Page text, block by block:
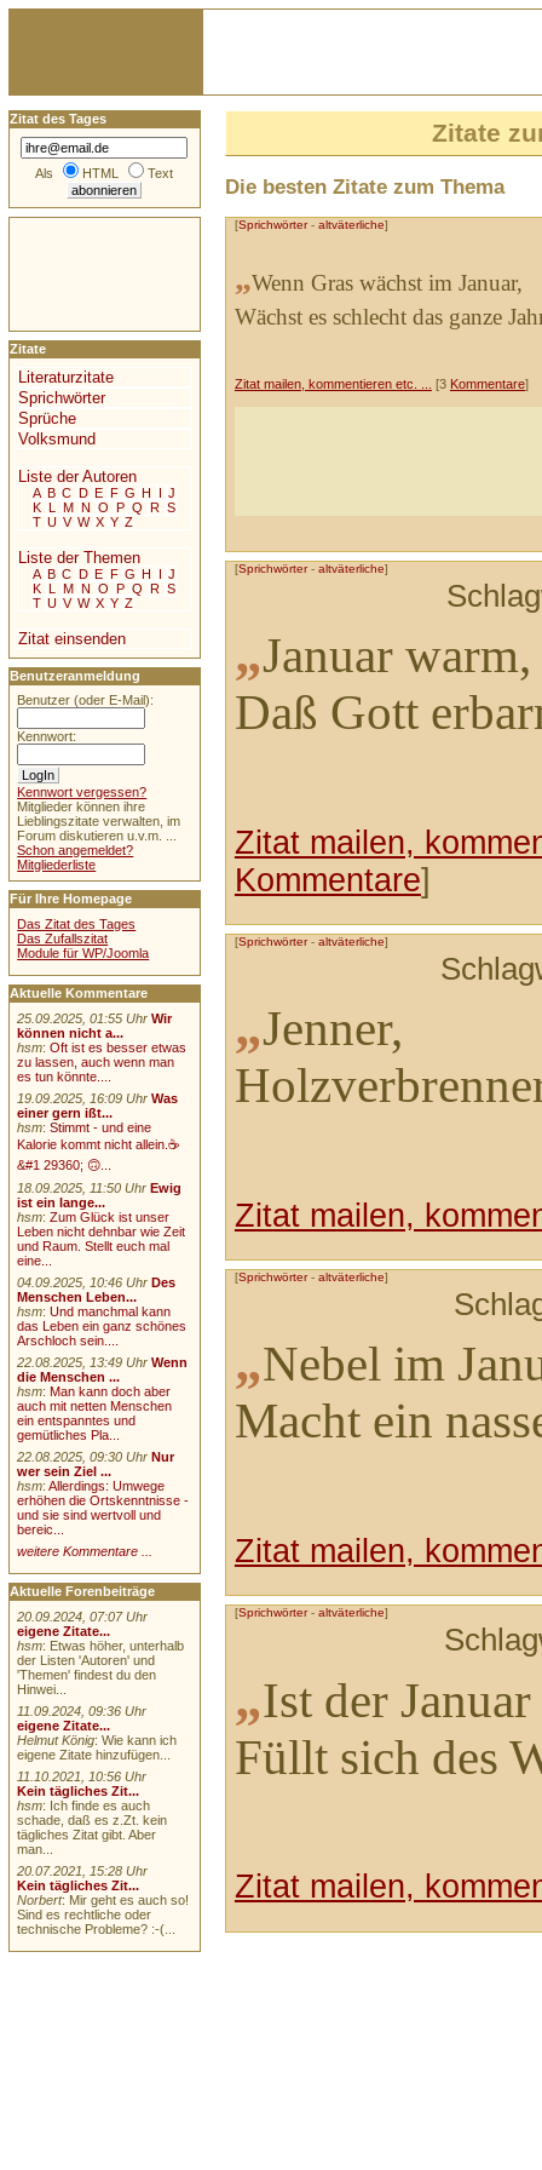
Zitate
Die besten Zitate zum Thema
[Sprichwörter- altväterliche]
„Wenn Gras wächst im Januar,
Wächst es schlecht das ganze
Zitat mailen, kommentieren etc. ... [3 Kommentare]
[Sprichwörter- altväterliche]
„Januar warm,
Daß Gott
Zitat mailen,
Kommentare]
[Sprichwörter- altväterliche]
„Jenner,
Zitat mailen,
[Sprichwörter- altväterliche]
„Nebel im
Macht ein
Zitat mailen,
[Sprichwörter- altväterliche]
„Ist der
Füllt sich des
Zitat mailen,
Zitat des Tages
Als HTML Text
Zitate
Literaturzitate
Sprichwörter
Sprüche
Volksmund
Liste der Autoren
A B C D E F G H I J
K L M N O P Q R S
T U V W X Y Z
Liste der Themen
A B C D E F G H I J
K L M N O P Q R S
T U V W X Y Z
Zitat einsenden
Benutzeranmeldung
Benutzer (oder E-Mail):
Kennwort:
Kennwort vergessen?
Mitglieder können ihre
Lieblingszitate verwalten, im
Forum diskutieren u.v.m. ...
Schon angemeldet?
Mitgliederliste
Für Ihre Homepage
Das Zitat des Tages
Das Zufallszitat
Module für WP/Joomla
Aktuelle Kommentare
25.09.2025, 01:55 Uhr Wir
können nicht a...
hsm:Oft ist es besser etwas
zu lassen, auch wenn man
es tun könnte....
19.09.2025, 16:09 Uhr Was
einer gern ißt...
hsm:Stimmt - und eine
Kalorie kommt nicht allein.☕
&#1 29360; 🙃...
18.09.2025, 11:50 Uhr Ewig
ist ein lange...
hsm:Zum Glück ist unser
Leben nicht dehnbar wie Zeit
und Raum. Stellt euch mal
eine...
04.09.2025, 10:46 Uhr Des
Menschen Leben...
hsm:Und manchmal kann
das Leben ein ganz schönes
Arschloch sein....
22.08.2025, 13:49 Uhr Wenn
die Menschen ...
hsm:Man kann doch aber
auch mit netten Menschen
ein entspanntes und
gemütliches Pla...
22.08.2025, 09:30 Uhr Nur
wer sein Ziel ...
hsm:Allerdings: Umwege
erhöhen die Ortskenntnisse -
und sie sind wertvoll und
bereic...
weitere Kommentare ...
Aktuelle Forenbeiträge
20.09.2024, 07:07 Uhr
eigene Zitate...
hsm: Etwas höher, unterhalb
der Listen 'Autoren' und
'Themen' findest du den
Hinwei...
11.09.2024, 09:36 Uhr
eigene Zitate...
Helmut König: Wie kann ich
eigene Zitate hinzufügen...
11.10.2021, 10:56 Uhr
Kein tägliches Zit...
hsm: Ich finde es auch
schade, daß es z.Zt. kein
tägliches Zitat gibt. Aber
man...
20.07.2021, 15:28 Uhr
Kein tägliches Zit...
Norbert: Mir geht es auch so!
Sind es rechtliche oder
technische Probleme? :-(...